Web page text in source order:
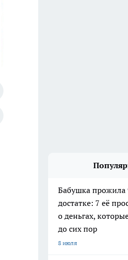
Бабушка прожила
достатке: 7 её
о деньгах,
до сих пор
8 июля